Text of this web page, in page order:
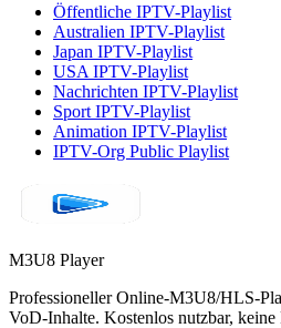
Öffentliche IPTV-Playlist
Australien IPTV-Playlist
Japan IPTV-Playlist
USA IPTV-Playlist
Nachrichten IPTV-Playlist
Sport IPTV-Playlist
Animation IPTV-Playlist
IPTV-Org Public Playlist
M3U8 Player
Professioneller Online‑M3U8/
VoD‑Inhalte. Kostenlos nutzbar,